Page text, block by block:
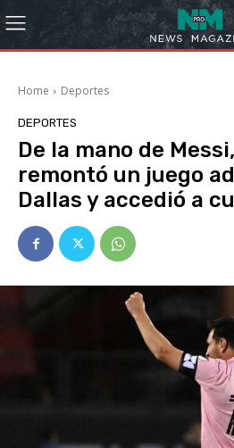
Home Deportes
DEPORTES
De la mano de
remontó un juego
Dallas y accedió a